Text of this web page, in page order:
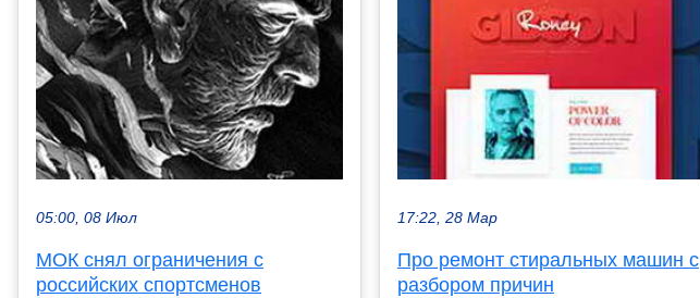
05:00, 08 Июл
МОК снял ограничения с
российских спортсменов
17:22, 28 Мар
Про ремонт стиральных машин с
разбором причин